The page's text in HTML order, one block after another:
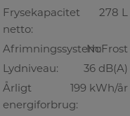
Frysekapacitet
netto:
278 L
Afrimningssystem:NoFrost
Lydniveau:
36 dB(A)
Årligt
energiforbrug:
199 kWh/år